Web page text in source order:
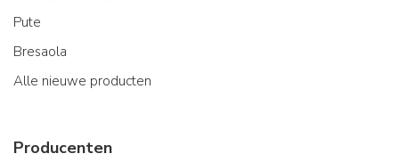
Pute
Bresaola
Alle nieuwe producten
Producenten